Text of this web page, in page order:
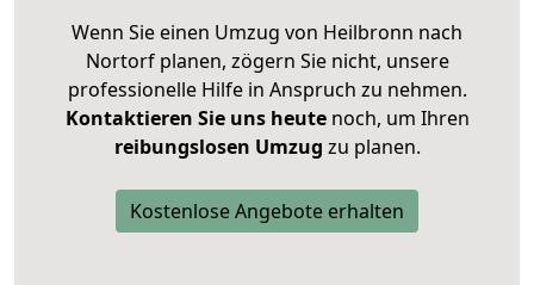
Wenn Sie einen Umzug von Heilbronn nach
Nortorf planen, zögern Sie nicht, unsere
professionelle Hilfe in Anspruch zu nehmen.
Kontaktieren Sie uns heutenoch, um Ihren
reibungslosen Umzug zu planen.
Kostenlose Angebote erhalten